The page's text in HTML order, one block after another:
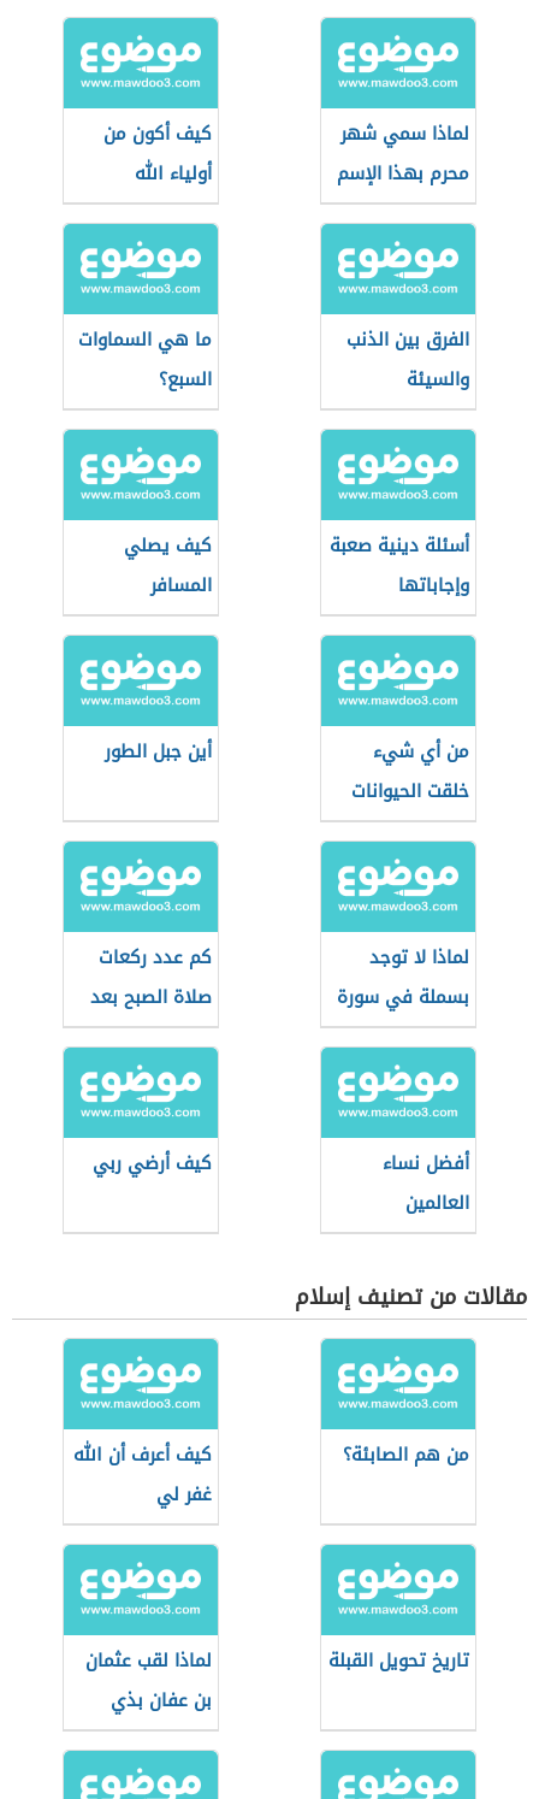
لماذا سمي شهر
محرم بهذا الإسم
كيف أكون من
أولياء الله
الفرق بين الذنب
والسيئة
ما هي السماوات
السبع؟
أسئلة دينية صعبة
وإجاباتها
كيف يصلي
المسافر
من أي شيء
خلقت الحيوانات
أين جبل الطور
لماذا لا توجد
بسملة في سورة
التوبة
كم عدد ركعات
صلاة الصبح بعد
طلوع الشمس
أفضل نساء
العالمين
كيف أرضي ربي
مقالات من تصنيف إسلام
من هم الصابئة؟
كيف أعرف أن الله
غفر لي
تاريخ تحويل القبلة
لماذا لقب عثمان
بن عفان بذي
النورين